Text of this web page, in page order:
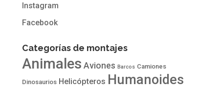
Instagram
Facebook
Categorías de montajes
Animales Aviones Barcos Camiones
Dinosaurios Helicópteros Humanoides